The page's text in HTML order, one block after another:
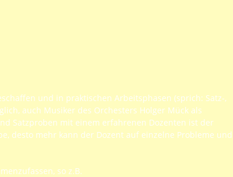
und in praktischen Arbeitsphasen (sprich: Satz-,
auch Musiker des Orchesters Holger Mück als
Satzproben mit einem erfahrenen Dozenten ist der
desto mehr kann der Dozent auf einzelne Probleme und
so z.B.